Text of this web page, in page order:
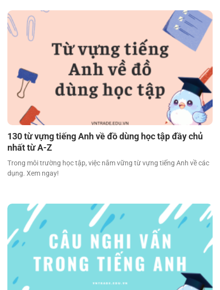
130 từ vựng tiếng Anh về đồ dùng học tập đầy chủ
nhất từ A-Z
Trong môi trường học tập, việc nắm vững từ vựng tiếng Anh về các
dụng. Xem ngay!